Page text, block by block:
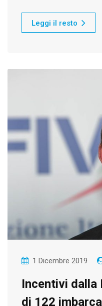
Leggi il resto
1 Dicembre 2019
Incentivi dalla
di 122